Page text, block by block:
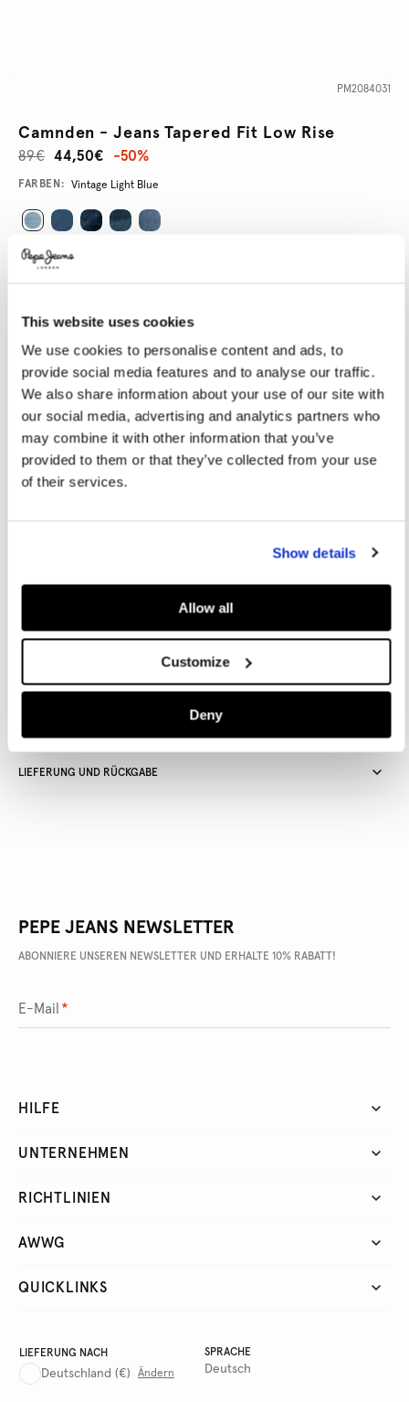
This website uses cookies
We use cookies to personalise content and ads, to
provide social media features and to analyse our traffic.
We also share information about your use of our site with
our social media, advertising and analytics partners who
may combine it with other information that you’ve
provided to them or that they’ve collected from your use
of their services.
Show details
Allow all
Customize
Deny
PM2084031
Camnden - Jeans Tapered Fit Low Rise
44,50€
89€ -50%
Promotions
Variations
FARBEN: Vintage Light Blue
GRÖßE AUSWÄHLEN:
30 32
Model trägt: 32Größe des Models: 1.86 m
Lieferung in 3-5
Werktagen
Kostenlose Abholung
im Store
Kostenlose lieferung ab 80€.
Kostenlose ruckgabe
LIEFERUNG UND RÜCKGABE
PEPE JEANS NEWSLETTER
ABONNIERE UNSEREN NEWSLETTER UND ERHALTE 10% RABATT!
E-Mail *
HILFE
UNTERNEHMEN
RICHTLINIEN
AWWG
QUICKLINKS
LIEFERUNG NACH
Deutschland (€) Ändern
SPRACHE
Deutsch